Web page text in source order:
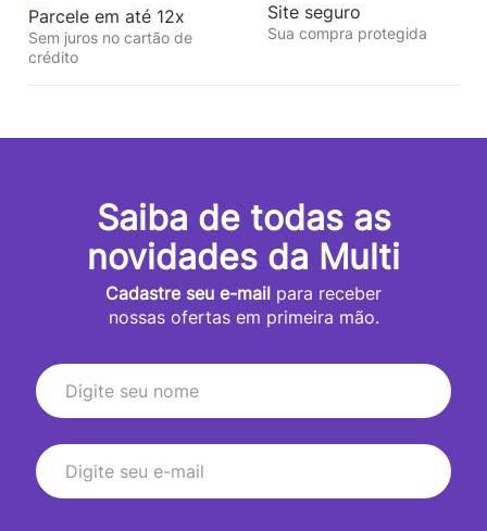
Parcele em até 12x
Sem juros no cartão de
crédito
Site seguro
Sua compra protegida
Saiba de todas as
novidades da Multi
Cadastre seu e-mail para receber
nossas ofertas em primeira mão.